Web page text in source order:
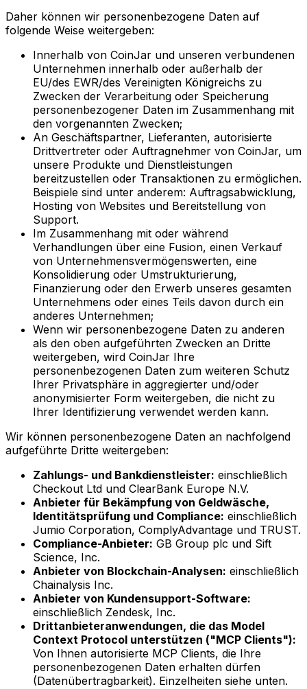
Daher können wir personenbezogene Daten auf
folgende Weise weitergeben:
Innerhalb von CoinJar und unseren verbundenen
Unternehmen innerhalb oder außerhalb der
EU/des EWR/des Vereinigten Königreichs zu
Zwecken der Verarbeitung oder Speicherung
personenbezogener Daten im Zusammenhang mit
den vorgenannten Zwecken;
An Geschäftspartner, Lieferanten, autorisierte
Drittvertreter oder Auftragnehmer von CoinJar, um
unsere Produkte und Dienstleistungen
bereitzustellen oder Transaktionen zu ermöglichen.
Beispiele sind unter anderem: Auftragsabwicklung,
Hosting von Websites und Bereitstellung von
Support.
Im Zusammenhang mit oder während
Verhandlungen über eine Fusion, einen Verkauf
von Unternehmensvermögenswerten, eine
Konsolidierung oder Umstrukturierung,
Finanzierung oder den Erwerb unseres gesamten
Unternehmens oder eines Teils davon durch ein
anderes Unternehmen;
Wenn wir personenbezogene Daten zu anderen
als den oben aufgeführten Zwecken an Dritte
weitergeben, wird CoinJar Ihre
personenbezogenen Daten zum weiteren Schutz
Ihrer Privatsphäre in aggregierter und/oder
anonymisierter Form weitergeben, die nicht zu
Ihrer Identifizierung verwendet werden kann.
Wir können personenbezogene Daten an nachfolgend
aufgeführte Dritte weitergeben:
Zahlungs- und Bankdienstleister: einschließlich
Checkout Ltd und ClearBank Europe N.V.
Anbieter für Bekämpfung von Geldwäsche,
Identitätsprüfung und Compliance: einschließlich
Jumio Corporation, ComplyAdvantage und TRUST.
Compliance-Anbieter: GB Group plc und Sift
Science, Inc.
Anbieter von Blockchain-Analysen: einschließlich
Chainalysis Inc.
Anbieter von Kundensupport-Software:
einschließlich Zendesk, Inc.
Drittanbieteranwendungen, die das Model
Context Protocol unterstützen ("MCP Clients"):
Von Ihnen autorisierte MCP Clients, die Ihre
personenbezogenen Daten erhalten dürfen
(Datenübertragbarkeit). Einzelheiten siehe unten.